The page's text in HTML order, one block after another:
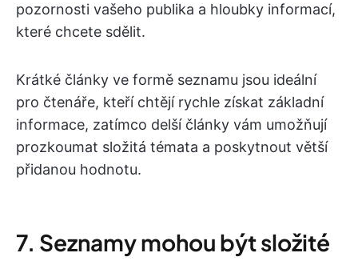
pozornosti vašeho publika a hloubky informací,
které chcete sdělit.
Krátké články ve formě seznamu jsou ideální
pro čtenáře, kteří chtějí rychle získat základní
informace, zatímco delší články vám umožňují
prozkoumat složitá témata a poskytnout větší
přidanou hodnotu.
7. Seznamy mohou být složité